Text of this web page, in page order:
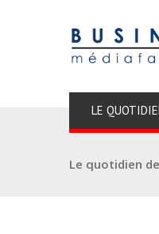
LE
Le quotidien